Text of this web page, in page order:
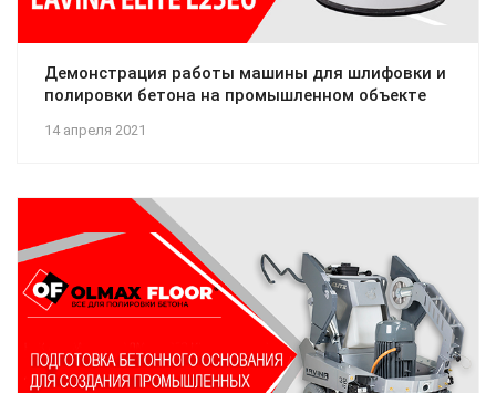
14 апреля 2021
Демонстрация работы машины для шлифовки и
полировки бетона на промышленном объекте